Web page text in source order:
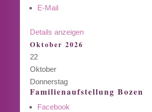
E-Mail
Details anzeigen
Oktober 2026
22
Oktober
Donnerstag
Familienaufstellung Bozen
Facebook